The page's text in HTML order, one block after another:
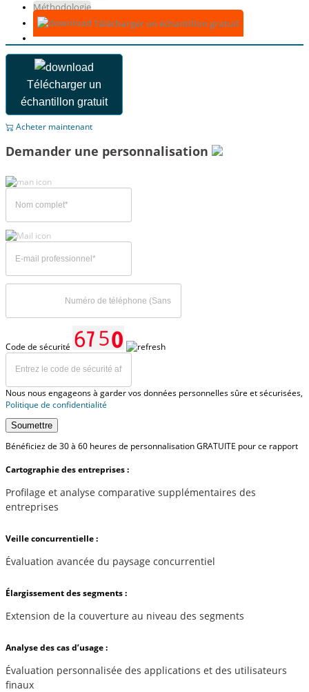
Méthodologie
Télécharger un échantillon gratuit
Télécharger un
échantillon gratuit
Acheter maintenant
Demander une personnalisation
Code de sécurité
Nous nous engageons à garder vos données personnelles sûre et sécurisées,
Politique de confidentialité
Soumettre
Bénéficiez de 30 à 60 heures de personnalisation GRATUITE pour ce rapport
Cartographie des entreprises :
Profilage et analyse comparative supplémentaires des
entreprises
Veille concurrentielle :
Évaluation avancée du paysage concurrentiel
Élargissement des segments :
Extension de la couverture au niveau des segments
Analyse des cas d’usage :
Évaluation personnalisée des applications et des utilisateurs
finaux